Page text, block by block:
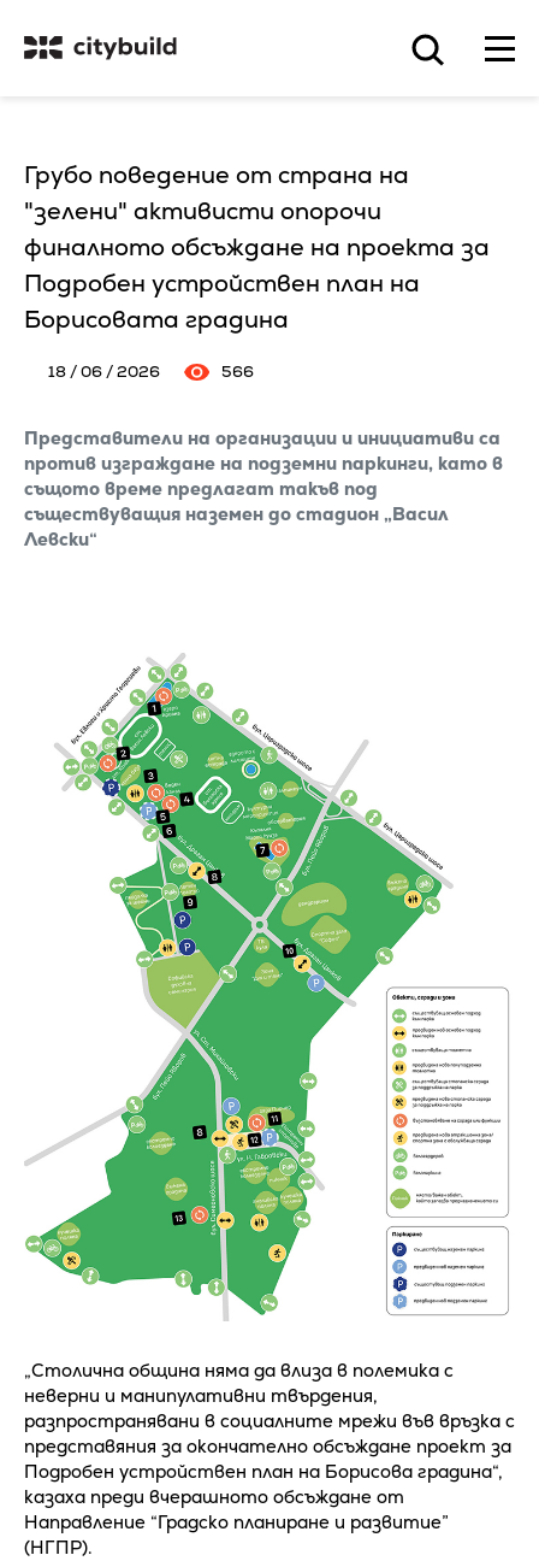
Грубо поведение от страна на
"зелени" активисти опорочи
финалното обсъждане на проекта за
Подробен устройствен план на
Борисовата градина
18 / 06 / 2026 566
Представители на организации и инициативи са
против изграждане на подземни паркинги, като в
същото време предлагат такъв под
съществуващия наземен до стадион „Васил
Левски“
„Столична община няма да влиза в полемика с
неверни и манипулативни твърдения,
разпространявани в социалните мрежи във връзка с
представяния за окончателно обсъждане проект за
Подробен устройствен план на Борисова градина“,
казаха преди вчерашното обсъждане от
Направление “Градско планиране и развитие”
(НГПР).